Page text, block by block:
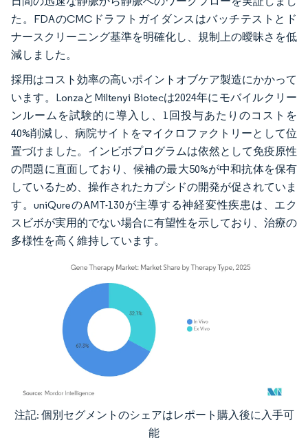
た。FDAのCMCドラフトガイダンスはバッチテストとド
ナースクリーニング基準を明確化し、規制上の曖昧さを低
減しました。
採用はコスト効率の高いポイントオブケア製造にかかって
います。LonzaとMiltenyi Biotecは2024年にモバイルクリー
ンルームを試験的に導入し、1回投与あたりのコストを
40%削減し、病院サイトをマイクロファクトリーとして位
置づけました。インビボプログラムは依然として免疫原性
の問題に直面しており、候補の最大50%が中和抗体を保有
しているため、操作されたカプシドの開発が促されていま
す。uniQureのAMT-130が主導する神経変性疾患は、エク
スビボが実用的でない場合に有望性を示しており、治療の
多様性を高く維持しています。
画像 © Mordor Intelligence。再利用にはCC BY 4.0の表示が必要です。
注記: 個別セグメントのシェアはレポート購入後に入手可
能